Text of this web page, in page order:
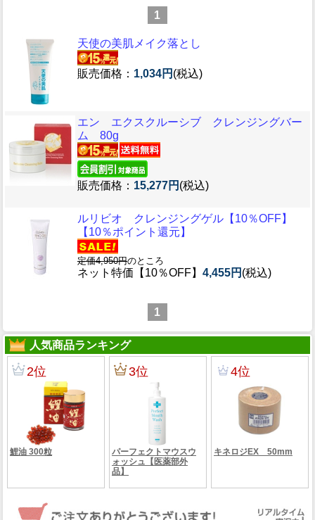
1
天使の美肌メイク落とし
販売価格： 1,034円 (税込)
エン エクスクルーシブ クレンジングバー
ム 80g
販売価格： 15,277円 (税込)
ルリビオ クレンジングゲル【10％OFF】
【10％ポイント還元】
定価4,950円のところ
ネット特価【10％OFF】 4,455円 (税込)
1
人気商品ランキング